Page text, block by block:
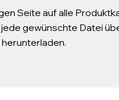
Seite auf alle
gewünschte Datei